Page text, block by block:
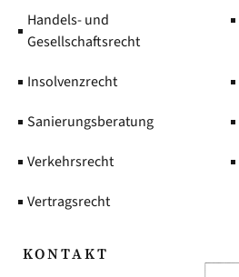
Handels- und
Gesellschaftsrecht
Insolvenzrecht
Sanierungsberatung
Verkehrsrecht
Vertragsrecht
KONTAKT